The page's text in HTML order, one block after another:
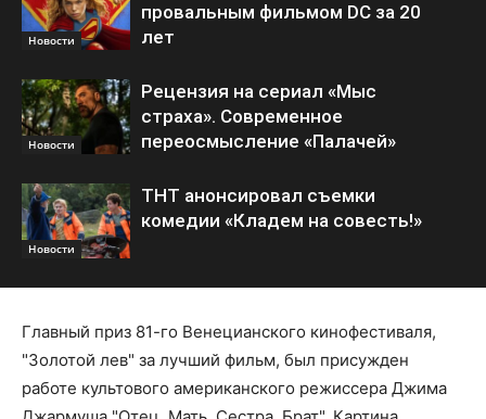
Новости
провальным фильмом DC за 20
лет
Новости
Рецензия на сериал «Мыс
страха». Современное
переосмысление «Палачей»
Новости
ТНТ анонсировал съемки
комедии «Кладем на совесть!»
Главный приз 81-го Венецианского кинофестиваля,
"Золотой лев" за лучший фильм, был присужден
работе культового американского режиссера Джима